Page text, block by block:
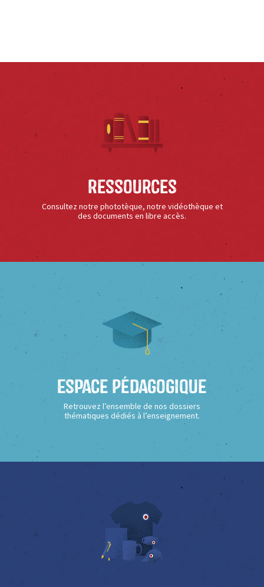
Ressources
Consultez notre phototèque, notre vidéothèque et
des documents en libre accès.
Espace Pédagogique
Retrouvez l’ensemble de nos dossiers
thématiques dédiés à l’enseignement.